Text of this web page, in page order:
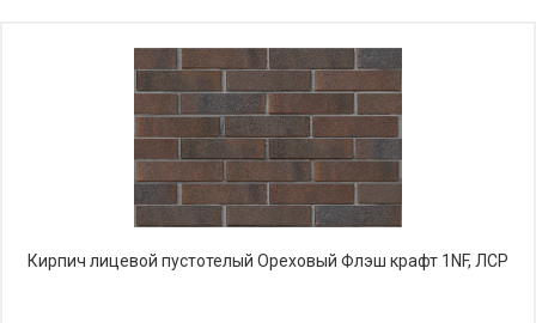
Кирпич лицевой пустотелый Ореховый Флэш крафт 1NF, ЛСР